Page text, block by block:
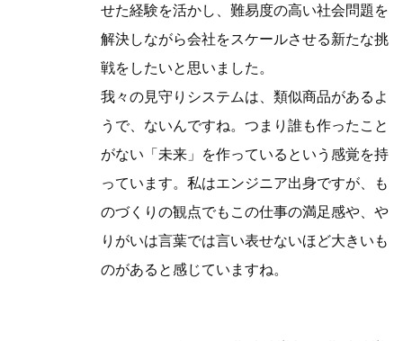
せた経験を活かし、難易度の高い社会問題を
解決しながら会社をスケールさせる新たな挑
戦をしたいと思いました。
我々の見守りシステムは、類似商品があるよ
うで、ないんですね。つまり誰も作ったこと
がない「未来」を作っているという感覚を持
っています。私はエンジニア出身ですが、も
のづくりの観点でもこの仕事の満足感や、や
りがいは言葉では言い表せないほど大きいも
のがあると感じていますね。